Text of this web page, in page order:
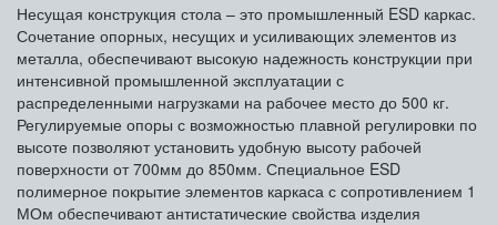
Несущая конструкция стола – это промышленный ESD каркас.
Сочетание опорных, несущих и усиливающих элементов из
металла, обеспечивают высокую надежность конструкции при
интенсивной промышленной эксплуатации с
распределенными нагрузками на рабочее место до 500 кг.
Регулируемые опоры с возможностью плавной регулировки по
высоте позволяют установить удобную высоту рабочей
поверхности от 700мм до 850мм. Специальное ESD
полимерное покрытие элементов каркаса с сопротивлением 1
МОм обеспечивают антистатические свойства изделия